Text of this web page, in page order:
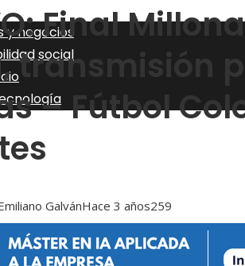
y negocios
social
Final
transmisión
– Fútbol
GalvánHace 3 años259